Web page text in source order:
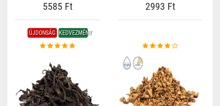
5585 Ft 2993 Ft
ÚJDONSÁG KEDVEZMÉNY